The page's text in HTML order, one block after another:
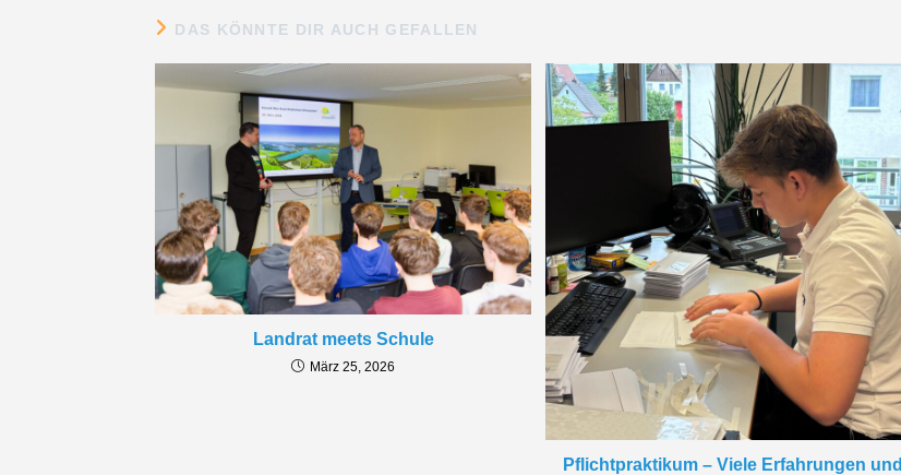
DAS KÖNNTE DIR AUCH GEFALLEN
Landrat meets Schule
März 25, 2026
Pflichtpraktikum – Viele Erfahrungen und